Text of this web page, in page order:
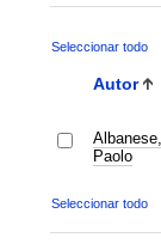
Seleccionar todo
Autor
Albanese,
Paolo
Seleccionar todo